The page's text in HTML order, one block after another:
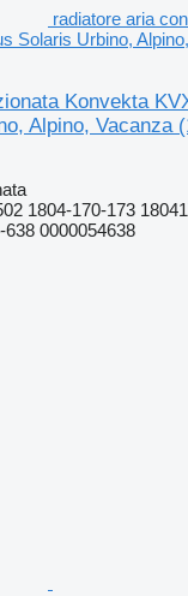
radiatore aria
Solaris Urbino,
Konvekta
Alpino, Vacanza
1804-170-173
0000054638